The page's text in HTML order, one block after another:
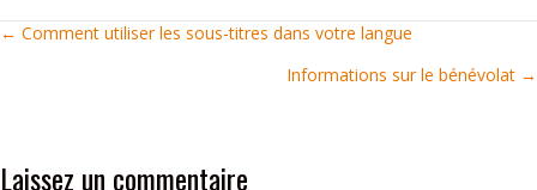
Posts
← Comment utiliser les sous-titres dans votre langue
Informations sur le bénévolat →
Laissez un commentaire